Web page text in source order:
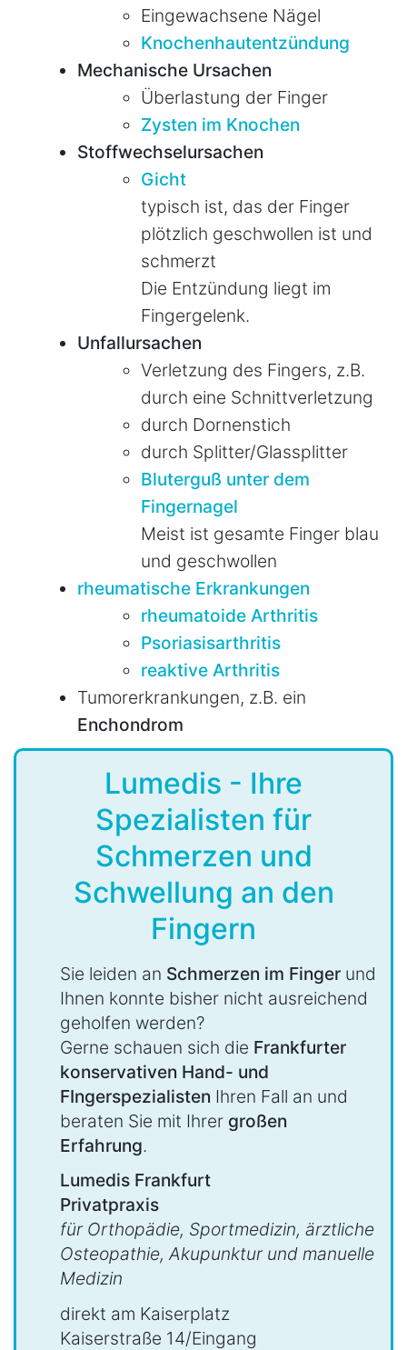
Eingewachsene Nägel
Knochenhautentzündung
Mechanische Ursachen
Überlastung der Finger
Zysten im Knochen
Stoffwechselursachen
Gicht
typisch ist, das der Finger
plötzlich geschwollen ist und
schmerzt
Die Entzündung liegt im
Fingergelenk.
Unfallursachen
Verletzung des Fingers, z.B.
durch eine Schnittverletzung
durch Dornenstich
durch Splitter/Glassplitter
Bluterguß unter dem
Fingernagel
Meist ist gesamte Finger blau
und geschwollen
rheumatische Erkrankungen
rheumatoide Arthritis
Psoriasisarthritis
reaktive Arthritis
Tumorerkrankungen, z.B. ein
Enchondrom
Lumedis - Ihre
Spezialisten für
Schmerzen und
Schwellung an den
Fingern
Sie leiden an Schmerzen im Finger und
Ihnen konnte bisher nicht ausreichend
geholfen werden?
Gerne schauen sich die Frankfurter
konservativen Hand- und
FIngerspezialisten Ihren Fall an und
beraten Sie mit Ihrer großen
Erfahrung.
Lumedis Frankfurt
Privatpraxis
für Orthopädie, Sportmedizin, ärztliche
Osteopathie, Akupunktur und manuelle
Medizin
direkt am Kaiserplatz
Kaiserstraße 14/Eingang